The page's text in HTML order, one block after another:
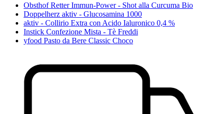
Obsthof Retter Immun-Power - Shot alla Curcuma Bio
Doppelherz aktiv - Glucosamina 1000
aktiv - Collirio Extra con Acido Ialuronico 0,4 %
Instick Confezione Mista - Tè Freddi
yfood Pasto da Bere Classic Choco